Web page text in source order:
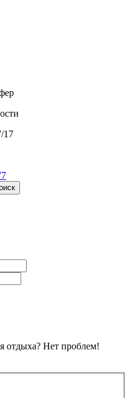
17
отдыха? Нет проблем!